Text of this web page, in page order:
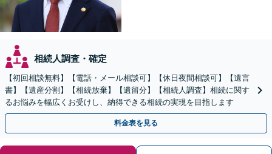
相続人調査・確定
【初回相談無料】【電話・メール相談可】【休日夜間相談可】【遺言
書】【遺産分割】【相続放棄】【遺留分】【相続人調査】相続に関す
るお悩みを幅広くお受けし、納得できる相続の実現を目指します
料金表を見る